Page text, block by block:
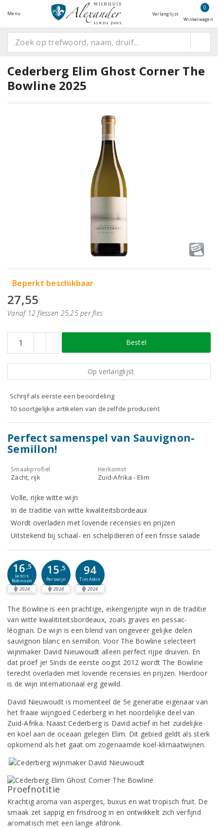
Menu Verlanglijst
0
Winkelwagen
Cederberg Elim Ghost Corner The
Bowline 2025
Beperkt beschikbaar
27,55
Vanaf 12 flessen 25,25 per fles
Bestel
Op verlanglijst
Schrijf als eerste een beoordeling
10 soortgelijke artikelen van dezelfde producent
Perfect samenspel van Sauvignon-
Semillon!
Smaakprofiel
Zacht, rijk
Herkomst
Zuid-Afrika - Elim
Volle, rijke witte wijn
In de traditie van witte kwaliteitsbordeaux
Wordt overladen met lovende recensies en prijzen
Uitstekend bij schaal- en schelpdieren of een frisse salade
16 ,5
Jancis
Robinson
2024
15 ,5
Perswijn
2024
94
Tim Atkin
2024
The Bowline is een prachtige, eikengerijpte wijn in de traditie
van witte kwalititeitsbordeaux, zoals graves en pessac-
léognan. De wijn is een blend van ongeveer gelijke delen
sauvignon blanc en semillon. Voor The Bowline selecteert
wijnmaker David Nieuwoudt alleen perfect rijpe druiven. En
dat proef je! Sinds de eerste oogst 2012 wordt The Bowline
terecht overladen met lovende recensies en prijzen. Hierdoor
is de wijn internationaal erg gewild.
David Nieuwoudt is momenteel de 5e generatie eigenaar van
het fraaie wijngoed Cederberg in het noordelijke deel van
Zuid-Afrika. Naast Cederberg is David actief in het zuidelijke
en koel aan de oceaan gelegen Elim. Dit gebied geldt als sterk
opkomend als het gaat om zogenaamde koel-klimaatwijnen.
Proefnotitie
Krachtig aroma van asperges, buxus en wat tropisch fruit. De
smaak zet sappig en frisdroog in en ontwikkelt zich verfijnd
aromatisch met een lange afdronk.